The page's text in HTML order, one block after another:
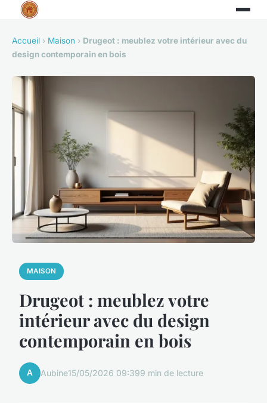
Accueil › Maison › Drugeot : meublez votre intérieur avec du
design contemporain en bois
MAISON
Drugeot : meublez votre
intérieur avec du design
contemporain en bois
A Aubine15/05/2026 09:399 min de lecture